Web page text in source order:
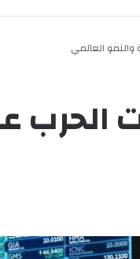
العالمي
الحرب